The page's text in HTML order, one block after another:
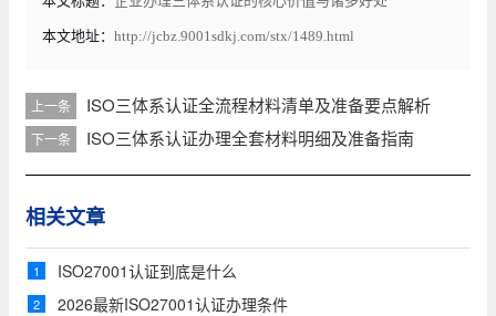
本文地址： http://jcbz.9001sdkj.com/stx/1489.html
上一条 ISO三体系认证全流程材料清单及准备要点解析
下一条 ISO三体系认证办理全套材料明细及准备指南
相关文章
1 ISO27001认证到底是什么
2 2026最新ISO27001认证办理条件